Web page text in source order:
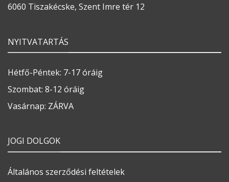
6060 Tiszakécske, Szent Imre tér 12
NYITVATARTÁS
Hétfő-Péntek: 7-17 óráig
Szombat: 8-12 óráig
Vasárnap: ZÁRVA
JOGI DOLGOK
Általános szerződési feltételek